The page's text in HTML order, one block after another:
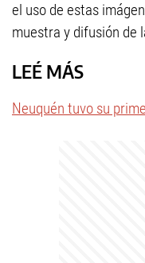
el uso de estas
muestra y difusión de
LEÉ MÁS
Neuquén tuvo su